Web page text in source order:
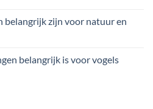
belangrijk zijn voor natuur en
belangrijk is voor vogels